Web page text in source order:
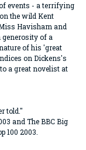
events - a terrifying
the wild Kent
Havisham and
generosity of a
of his 'great
on Dickens's
a great novelist at
told."
and The BBC Big
100 2003.